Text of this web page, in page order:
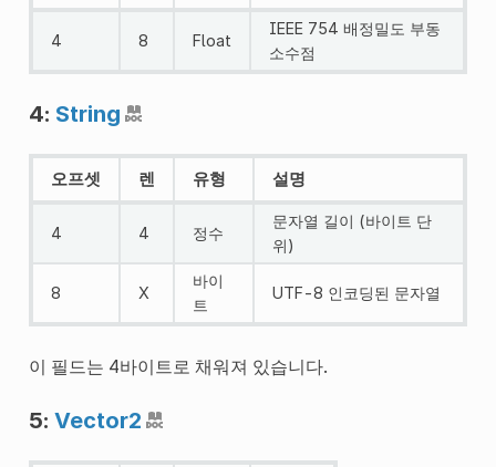
4 8 Float
IEEE 754 배정밀도 부동
소수점
4: String
오프셋 렌 유형 설명
4 4 정수
문자열 길이 (바이트 단
위)
8 X
바이
트
UTF-8 인코딩된 문자열
이 필드는 4바이트로 채워져 있습니다.
5: Vector2